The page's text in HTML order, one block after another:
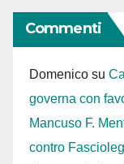
Commenti
Domenico su
governa con
Mancuso F.
contro